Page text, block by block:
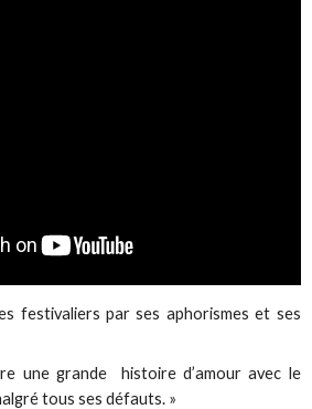
festivaliers par ses aphorismes et ses
une grande histoire d’amour avec le
tous ses défauts. »